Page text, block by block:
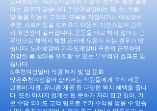
하는 경우가 많습니다.추천여성알바는 팔, 손, 무릎,
발 등을 이용해 고객의 근육을 지압하거나 여성알바
추천 스트레칭을 도와주기 때문에 자연스럽게 근력
과 유연성이 길러집니다. 운동을 따로 하지 않아도 근
무만으로 체력과 체형 관리에 도움이 되는 경우가 많
습니다. 노래방알바 가라오케알바 꾸준히 근무하면
건강한 몸 상태를 유지할 수 있는 부수적인 효과도 있
습니다.
3.추천여성알바 직원 복지 및 팁 문화
많은추천여성알바 샵에서는 직원들에게 숙식 제공,
교통비 지원, 유니폼 제공 등 다양한 복지 혜택을 줍니
다. 또한 마사지 업계는 팁 문화가 자리 잡고 있어, 기
본 수당 외에도 고객 팁으로 추가 수익을 얻을 수 있습